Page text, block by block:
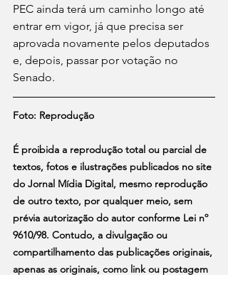
PEC ainda terá um caminho longo até
entrar em vigor, já que precisa ser
aprovada novamente pelos deputados
e, depois, passar por votação no
Senado.
Foto: Reprodução
É proibida a reprodução total ou parcial de
textos, fotos e ilustrações publicados no site
do Jornal Mídia Digital, mesmo reprodução
de outro texto, por qualquer meio, sem
prévia autorização do autor conforme Lei nº
9610/98. Contudo, a divulgação ou
compartilhamento das publicações originais,
apenas as originais, como link ou postagem